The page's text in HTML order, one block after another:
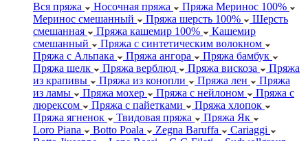
Вся пряжа Носочная пряжа
Пряжа Меринос 100%
Меринос смешанный
Пряжа шерсть 100%
Шерсть
смешанная
Пряжа кашемир 100%
Кашемир
смешанный
Пряжа с синтетическим волокном
Пряжа с Альпака
Пряжа ангора
Пряжа бамбук
Пряжа шелк
Пряжа верблюд Пряжа вискоза
Пряжа
из крапивы
Пряжа из конопли Пряжа лен
Пряжа
из ламы
Пряжа мохер Пряжа с нейлоном
Пряжа с
люрексом
Пряжа с пайетками
Пряжа хлопок
Пряжа ягненок
Твидовая пряжа
Пряжа Як
Loro Piana
Botto Poala Zegna Baruffa
Cariaggi